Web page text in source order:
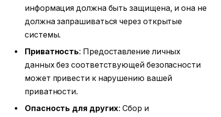
информация должна быть защищена, и она не
должна запрашиваться через открытые
системы.
Приватность: Предоставление личных
данных без соответствующей безопасности
может привести к нарушению вашей
приватности.
Опасность для других: Сбор и